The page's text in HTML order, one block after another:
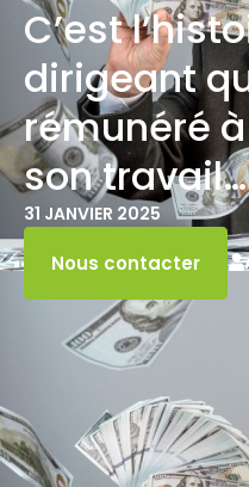
C’est
dirigeant
rémunéré
son travail…
31 JANVIER 2025
Nous contacter